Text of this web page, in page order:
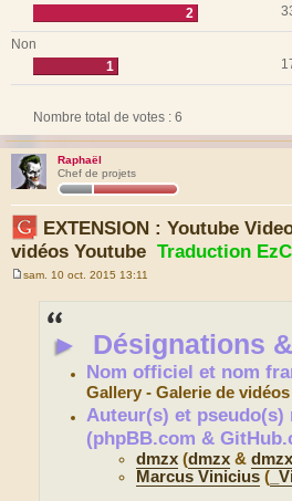
2
Non
1
Nombre total de votes : 6
Raphaël
Chef de projets
EXTENSION : Youtube
vidéos Youtube Traduction
sam. 10 oct. 2015 13:11
► Désignations
Nom officiel et nom
Gallery - Galerie de
Auteur(s) et
(phpBB.com &
dmzx(dmzx& dmzx
Marcus Vinicius(